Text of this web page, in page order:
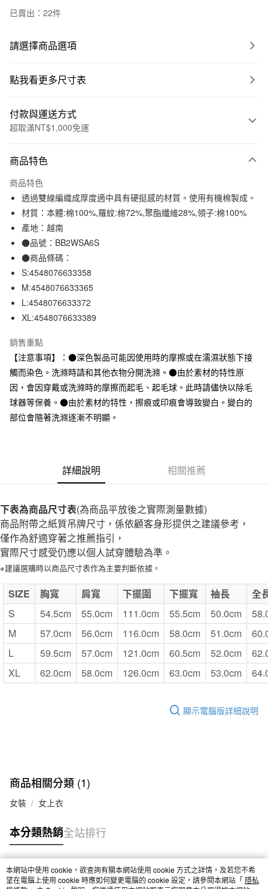
已賣出：22件
請選擇商品選項
點我看更多尺寸表
付款與運送方式
超取滿NT$1,000免運
信用卡一次付款
信用卡分期付款
3 期 0 利率 每期NT$210 21家銀行
合作金庫商業銀行
華南商業銀行
上海商業儲蓄銀行
臺灣中小企業銀行
匯豐（台灣）商業銀行
聯邦商業銀行
元大商業銀行
台新國際商業銀行
台灣樂天信用卡公司
超商取貨付款
LINE Pay
Apple Pay
街口支付
悠遊付
運送方式
全家取貨付款
每筆NT$65，滿NT$1,000(含以上)免運費
付款後全家取貨
每筆NT$65，滿NT$1,000(含以上)免運費
每筆NT$65，滿NT$1,000(含以上)免運費
付款後7-11取貨
宅配
每筆NT$150，滿NT$2,000(含以上)免運費
無印良品門市自取
商品特色
商品特色
透過雙線編織成厚度適中具有硬挺感的材質。使用有機棉製成。
材質：本體:棉100%,羅紋:棉72%,聚酯纖維28%,領子:棉100%
產地：越南
●品號：BB2WSA6S
●商品條碼：
S:4548076633358
M:4548076633365
L:4548076633372
XL:4548076633389
銷售重點
【注意事項】：●深色製品可能因使用時的摩擦或在濡濕狀態下接
觸而染色。洗滌時請和其他衣物分開洗滌。●由於素材的特性原
因，會因穿戴或洗滌時的摩擦而起毛、起毛球。此時請儘快以除毛
球器等保養。●由於素材的特性，擦痕或印痕會導致變白。變白的
部位會隨著洗滌逐漸不明顯。
詳細說明 相關推薦
下表為商品尺寸表(為商品平放後之實際測量數據)
商品附帶之紙質吊牌尺寸，係依顧客身形提供之建議參考，
僅作為舒適穿著之推薦指引，
實際尺寸感受仍應以個人試穿體驗為準。
※建議選購時以商品尺寸表作為主要判斷依據。
SIZE 胸寬 肩寬 下擺圍 下擺寬 袖長
全
S
54.5cm 55.0cm 111.0cm 55.5cm 50.0cm
M
57.0cm 56.0cm 116.0cm 58.0cm 51.0cm
L
59.5cm 57.0cm 121.0cm 60.5cm 52.0cm
XL
62.0cm 58.0cm 126.0cm 63.0cm 53.0cm
顯示電腦版詳細說明
商品相關分類 (1)
女裝 女上衣
本分類熱銷全站排行
熱門標籤
本網站中使用 cookie，欲查詢有關本網站使用 cookie 方式之詳情，及若您不希
望在電腦上使用 cookie 時應如何變更電腦的 cookie 設定，請參閱本網站「 隱私